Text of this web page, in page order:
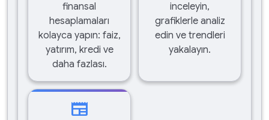
finansal
hesaplamaları
kolayca yapın: faiz,
yatırım, kredi ve
daha fazlası.
inceleyin,
grafiklerle analiz
edin ve trendleri
yakalayın.
newspaper